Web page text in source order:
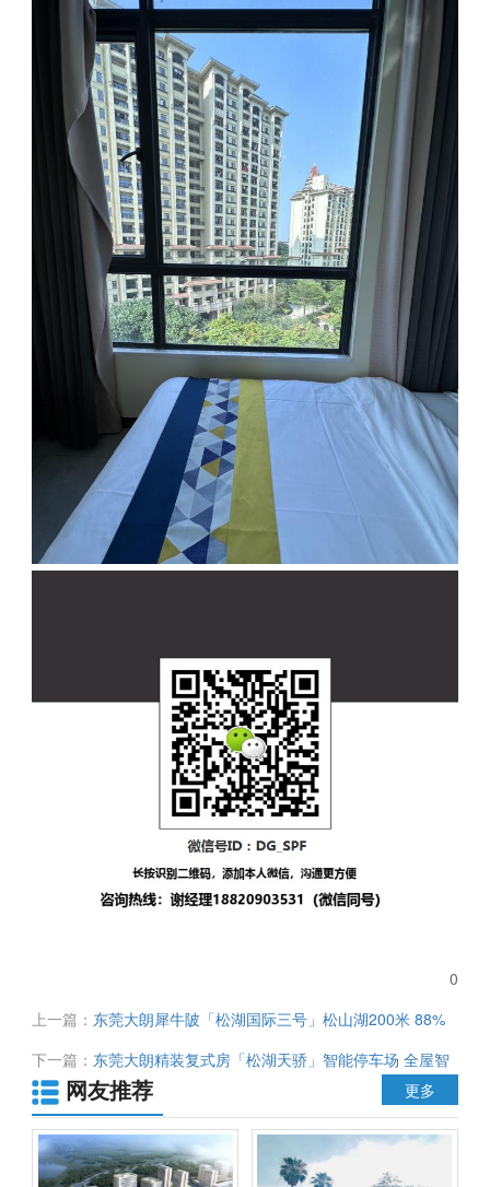
0
上一篇： 东莞大朗犀牛陂「松湖国际三号」松山湖200米 88%
高使用率 一梯三户 单价3900元 首付2成 分期8年
下一篇： 东莞大朗精装复式房「松湖天骄」智能停车场 全屋智
能家居 通天然气 星级大堂 首付3成 可无条件分期20年
网友推荐 更多